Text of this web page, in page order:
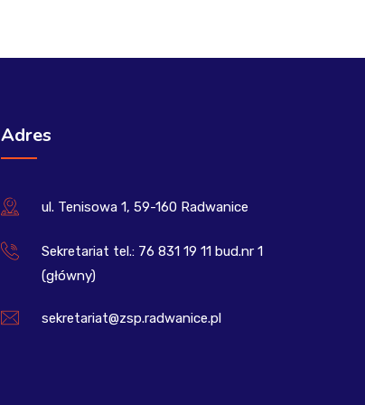
Adres
ul. Tenisowa 1, 59-160 Radwanice
Sekretariat tel.: 76 831 19 11 bud.nr 1
(główny)
sekretariat@zsp.radwanice.pl